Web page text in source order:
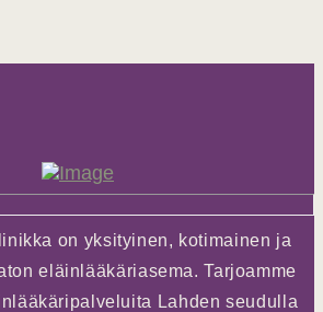
on yksityinen, kotimainen ja
eläinlääkäriasema. Tarjoamme
Lahden seudulla